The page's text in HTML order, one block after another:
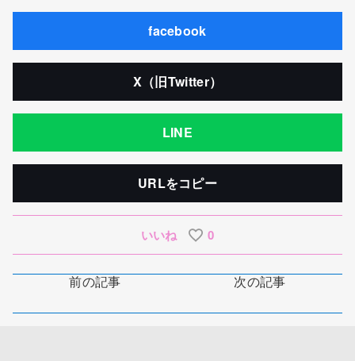
facebook
X（旧Twitter）
LINE
URLをコピー
いいね 0
前の記事 次の記事